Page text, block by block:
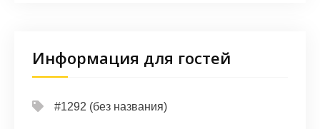
Информация для гостей
#1292 (без названия)